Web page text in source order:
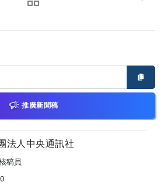
推廣新聞稿
法人中央通訊社
稿員